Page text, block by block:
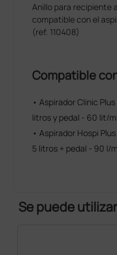
Anillo para recipiente
compatible con el
(ref. 110408)
Compatible
• Aspirador Clinic
litros y pedal - 60 lit/
• Aspirador Hospi
5 litros + pedal - 90 l/
Se puede